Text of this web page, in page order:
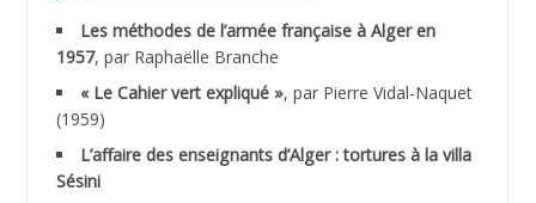
ABNOUN Salah *
ACHACHE M.*
ACHLAF Ali
Les méthodes de l’armée française à Alger en
1957, par Raphaëlle Branche
« Le Cahier vert expliqué », par Pierre Vidal-Naquet
(1959)
L’affaire des enseignants d’Alger : tortures à la villa
Sésini